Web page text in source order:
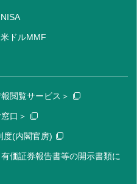
NISA
米ドルMMF
閲覧サービス＞
口＞
度(内閣官房)
価証券報告書等の開示書類に